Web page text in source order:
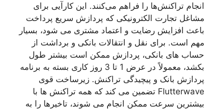
انجام تراکنش‌ها را فراهم می‌کنند. این کارآیی برای
مشاغل تجارت الکترونیکی که پردازش سریع پرداخت
باعث افزایش رضایت و اعتماد مشتری می شود، بسیار
مهم است. برای نقل و انتقالات بانکی و برداشت از
حساب های بانکی، پردازش ممکن است بیشتر طول
بکشد، معمولاً در عرض 1 تا 3 روز کاری بسته به برنامه
پردازش بانک و پیچیدگی تراکنش. زیرساخت قوی
Flutterwave تضمین می کند که همه تراکنش ها با
بیشترین سرعت ممکن انجام می شوند، تاخیرها را به